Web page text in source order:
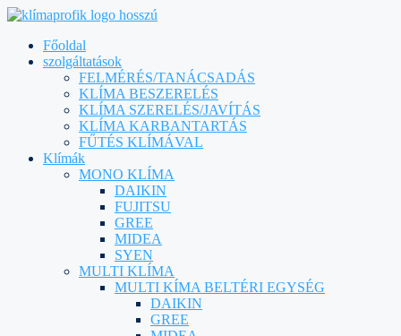
Főoldal
szolgáltatások
FELMÉRÉS/TANÁCSADÁS
KLÍMA BESZERELÉS
KLÍMA SZERELÉS/JAVÍTÁS
KLÍMA KARBANTARTÁS
FŰTÉS KLÍMÁVAL
Klímák
MONO KLÍMA
DAIKIN
FUJITSU
GREE
MIDEA
SYEN
MULTI KLÍMA
MULTI KÍMA BELTÉRI EGYSÉG
DAIKIN
GREE